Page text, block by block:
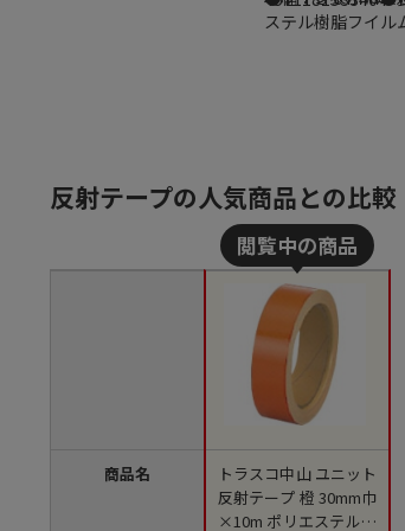
ステル樹脂フイル
反射テープの人気商品との比較
商品名
トラスコ中山 ユニット
反射テープ 橙 30mm巾
×10m ポリエステル樹